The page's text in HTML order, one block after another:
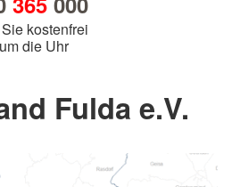
kostenfrei
die Uhr
Fulda e.V.